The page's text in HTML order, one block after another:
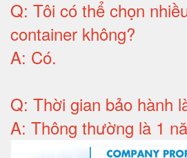
Q: Tôi có thể chọn
container không?
A: Có.
Q: Thời gian bảo hành
A: Thông thường là 1